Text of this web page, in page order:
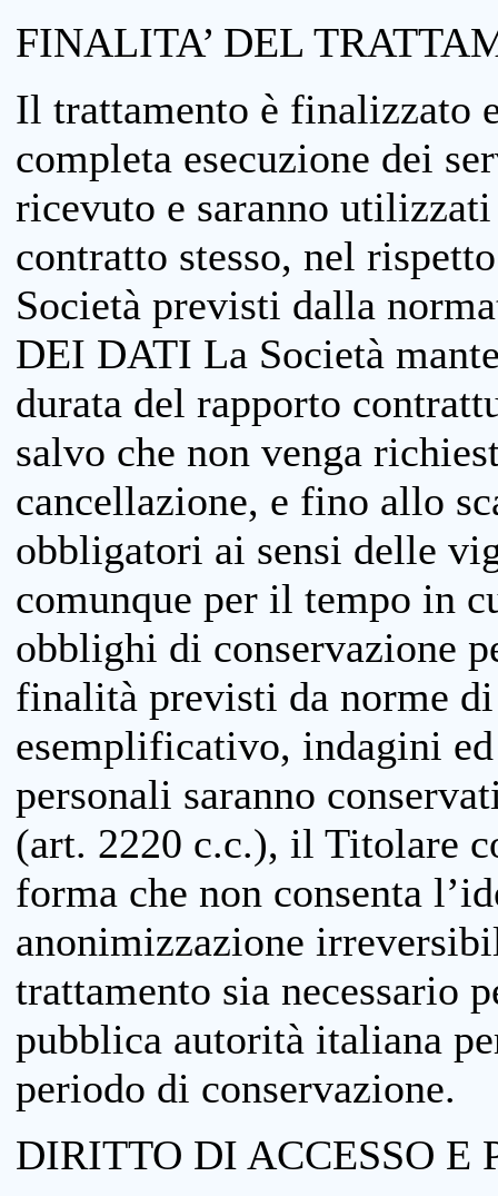
FINALITA’ DEL
Il trattamento è finalizzato
completa esecuzione dei
ricevuto e saranno
contratto stesso, nel
Società previsti dalla
DEI DATI La Società
durata del rapporto
salvo che non venga
cancellazione, e fino allo
obbligatori ai sensi delle
comunque per il tempo in
obblighi di conservazione
finalità previsti da norme
esemplificativo, indagini
personali saranno
(art. 2220 c.c.), il Titolare
forma che non consenta
anonimizzazione
trattamento sia necessario
pubblica autorità italiana
periodo di conservazione.
DIRITTO DI ACCESSO